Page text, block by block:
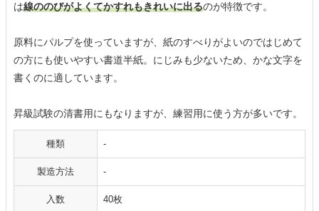
は線ののびがよくてかすれもきれいに出るのが特徴です。
原料にパルプを使っていますが、紙のすべりがよいのではじめて
の方にも使いやすい書道半紙。にじみも少ないため、かな文字を
書くのに適しています。
昇級試験の清書用にもなりますが、練習用に使う方が多いです。
種類 -
製造方法 -
入数 40枚